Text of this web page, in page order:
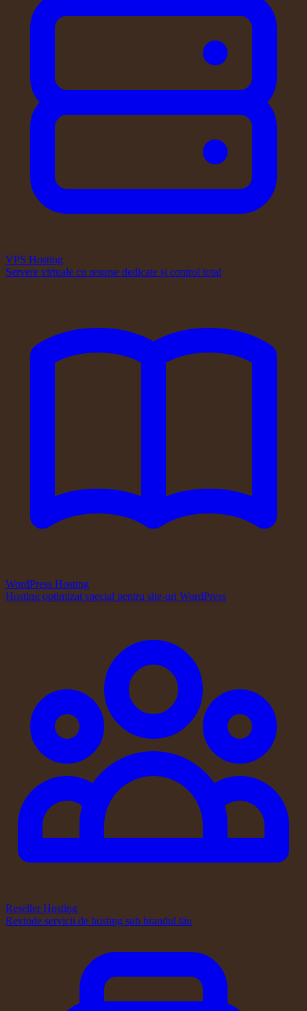
VPS Hosting
Servere virtuale cu resurse dedicate și control total
WordPress Hosting
Hosting optimizat special pentru site-uri WordPress
Reseller Hosting
Revinde servicii de hosting sub brandul tău